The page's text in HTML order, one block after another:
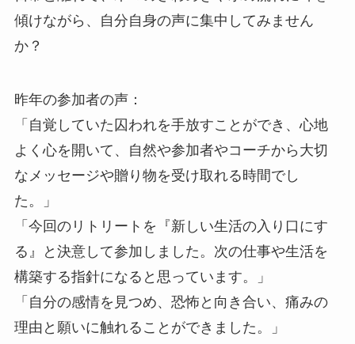
傾けながら、自分自身の声に集中してみません
か？
昨年の参加者の声：
「自覚していた囚われを手放すことができ、心地
よく心を開いて、自然や参加者やコーチから大切
なメッセージや贈り物を受け取れる時間でし
た。」
「今回のリトリートを『新しい生活の入り口にす
る』と決意して参加しました。次の仕事や生活を
構築する指針になると思っています。」
「自分の感情を見つめ、恐怖と向き合い、痛みの
理由と願いに触れることができました。」